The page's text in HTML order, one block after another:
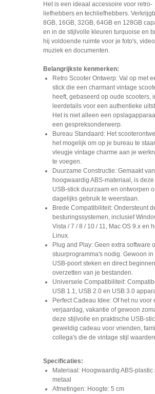
Het is een ideaal accessoire voor retro-
liefhebbers en techliefhebbers.
8GB, 16GB, 32GB, 64GB en 128GB
en in de stijlvolle kleuren turquoise en
hij voldoende ruimte voor je foto's,
muziek en documenten.
Belangrijkste kenmerken:
Retro Scooter Ontwerp: Val op met
stick die een charmant vintage
heeft, gebaseerd op oude scooters,
leerdetails voor een authentieke
Het is niet alleen een
een gespreksonderwerp.
Bureau Standaard: Het
het mogelijk om op je bureau te
vleugje vintage charme aan je
te voegen.
Duurzame Constructie: Gemaakt van
hoogwaardig ABS-materiaal, is
USB-stick duurzaam en ontworpen
dagelijks gebruik te weerstaan.
Brede Compatibiliteit: Ondersteunt
besturingssystemen, inclusief
Vista / 7 / 8 / 10 / 11, Mac OS 9.x en
Linux.
Plug and Play: Geen extra software
stuurprogramma's nodig. Gewoon in
USB-poort steken en direct
overzetten van je bestanden.
Universele Compatibiliteit:
USB 1.1, USB 2.0 en USB 3.0
Perfect Cadeau Idee: Of het nu voor
verjaardag, vakantie of gewoon
deze stijlvolle en praktische USB-
geweldig cadeau voor vrienden,
collega's die de vintage stijl
Specificaties:
Materiaal: Hoogwaardig ABS-plastic
metaal
Afmetingen: Hoogte: 5 cm